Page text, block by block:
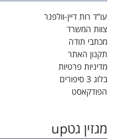
עו”ד רות דיין-וולפנר
צוות המשרד
מכתבי תודה
תקנון האתר
מדיניות פרטיות
בלוג 3 סיפורים
הפודקאסט
מגזין גטup